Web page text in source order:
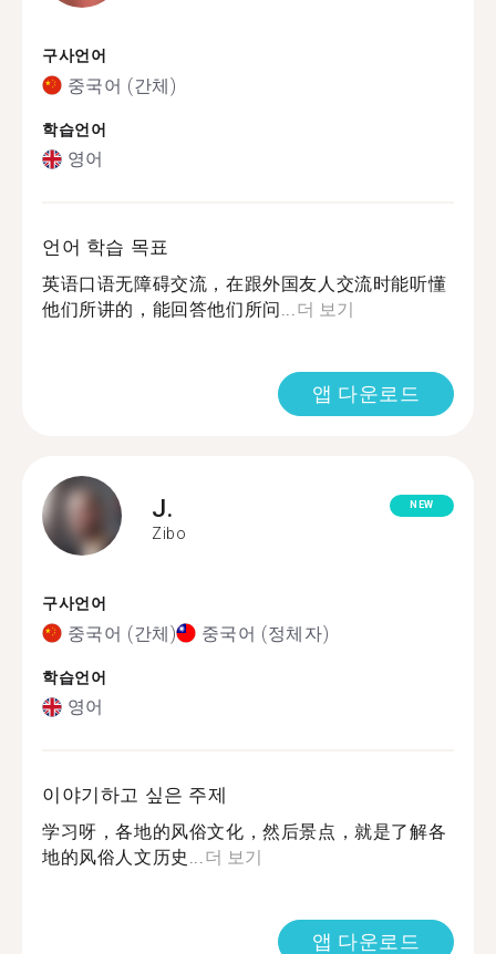
구사언어
중국어 (간체)
학습언어
영어
언어 학습 목표
英语口语无障碍交流，在跟外国友人交流时能听懂
他们所讲的，能回答他们所问...더 보기
앱 다운로드
J.
Zibo
NEW
구사언어
중국어 (간체) 중국어 (정체자)
학습언어
영어
이야기하고 싶은 주제
学习呀，各地的风俗文化，然后景点，就是了解各
地的风俗人文历史...더 보기
앱 다운로드